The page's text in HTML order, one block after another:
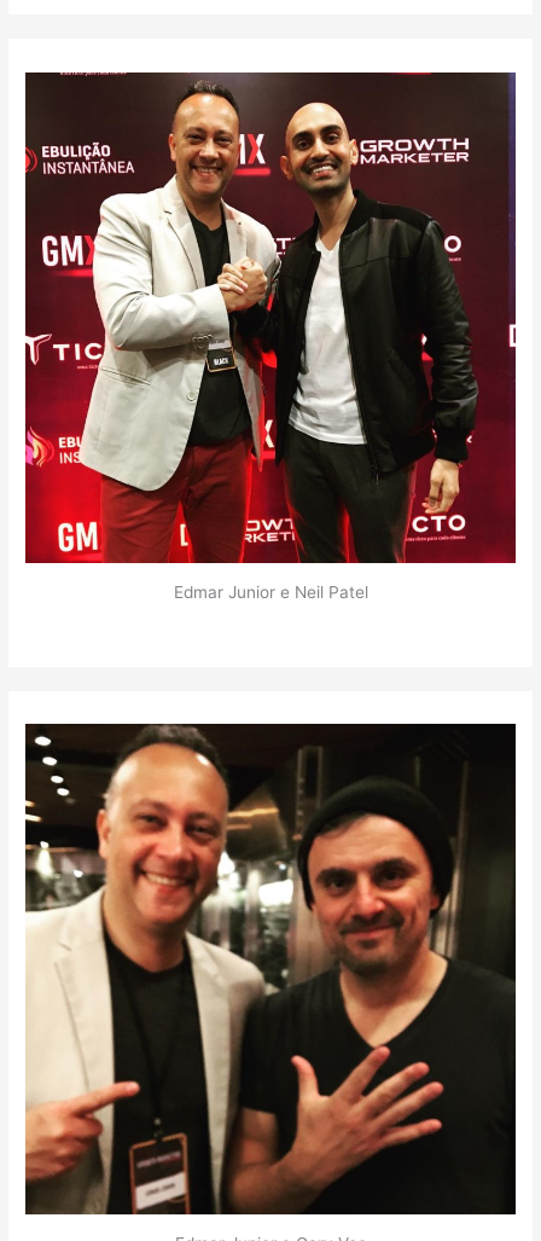
Edmar Junior e Neil Patel